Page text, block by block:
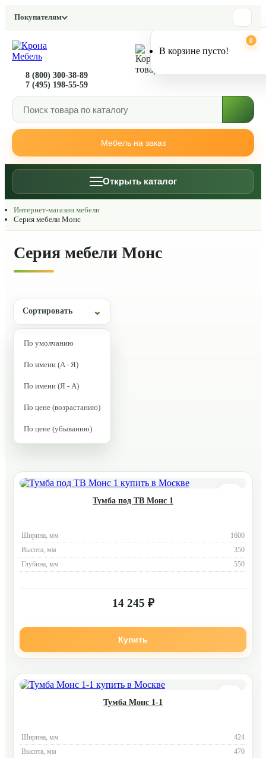
Покупателям
Мебель на заказ
8 (800) 300-38-89
7 (495) 198-55-59
0
В корзине пусто!
Открыть каталог
Интернет-магазин мебели
Серия мебели Монс
Серия мебели Монс
Сортировать
По умолчанию
По имени (A - Я)
По имени (Я - A)
По цене (возрастанию)
По цене (убыванию)
Тумба под ТВ Монс 1
Ширина, мм
1600
Высота, мм
350
Глубина, мм
550
14 245 ₽
Купить
Тумба Монс 1-1
Ширина, мм
424
Высота, мм
470